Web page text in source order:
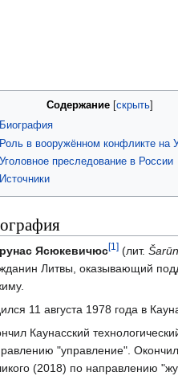
Содержание
Биография
Роль в вооружённом конфликте на
Уголовное преследование в России
Источники
Ясюкевичюс[1](лит.
Литвы, оказывающий
11 августа 1978 года в
Каунасский
"управление".
(2018) по направлению